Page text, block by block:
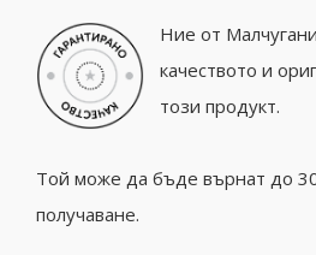
Ние от
качеството и
този продукт.
Той може да бъде върнат до
получаване.